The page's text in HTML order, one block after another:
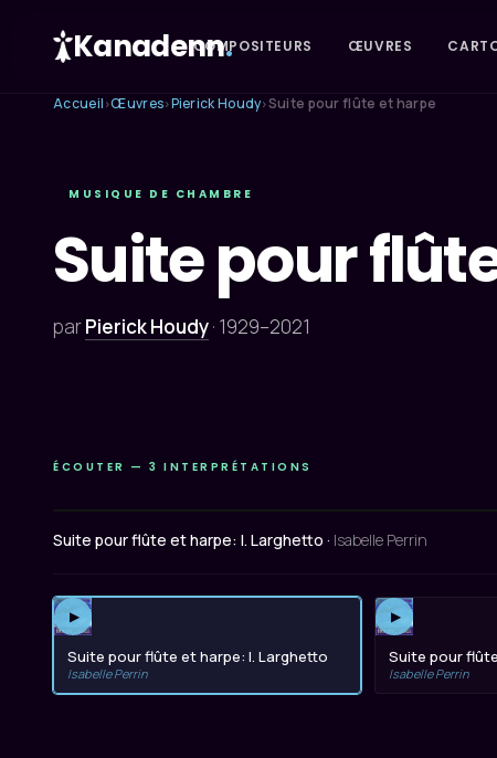
Kanadenn.
COMPOSITEURS ŒUVRES
Accueil ›Œuvres›Pierick Houdy›Suite pour flûte et harpe
MUSIQUE DE CHAMBRE
Suite pour
parPierick Houdy· 1929–2021
ÉCOUTER — 3 INTERPRÉTATIONS
Suite pour flûte et harpe: I. Larghetto · Isabelle Perrin
▶
Suite pour flûte et harpe: I. Larghetto
Isabelle Perrin
▶
Suite pour
Isabelle Perrin